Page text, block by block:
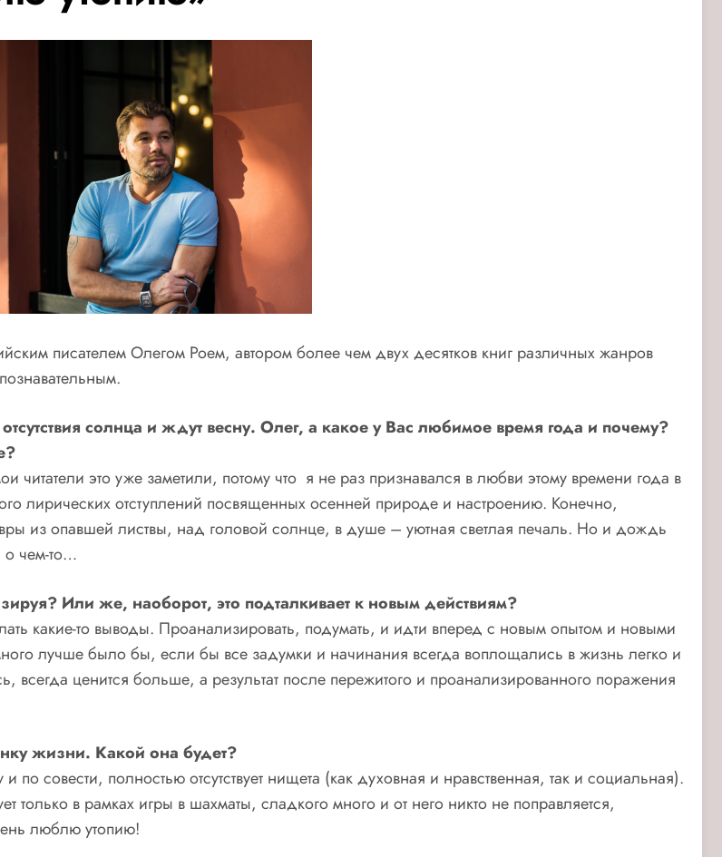
писателем Олегом Роем, автором более чем двух десятков книг различных жанров
солнца и ждут весну. Олег, а какое у Вас любимое время года и почему?
это уже заметили, потому что я не раз признавался в любви этому времени года в
лирических отступлений посвященных осенней природе и настроению. Конечно,
из опавшей листвы, над головой солнце, в душе – уютная светлая печаль. Но и дождь
о чем-то…
Или же, наоборот, это подталкивает к новым действиям?
какие-то выводы. Проанализировать, подумать, и идти вперед с новым опытом и новыми
лучше было бы, если бы все задумки и начинания всегда воплощались в жизнь легко и
всегда ценится больше, а результат после пережитого и проанализированного поражения
жизни. Какой она будет?
совести, полностью отсутствует нищета (как духовная и нравственная, так и социальная).
только в рамках игры в шахматы, сладкого много и от него никто не поправляется,
люблю утопию!